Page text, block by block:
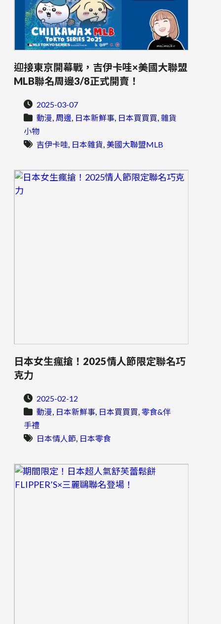
迎接東京開幕戰，吉伊卡哇×美國大聯盟
MLB聯名周邊3/8正式開賣！
2025-03-07
動漫, 周邊, 日本新鮮事, 日本買買買, 雜貨
小物
吉伊卡哇, 日本雜貨, 美國大聯盟MLB
日本女生瘋搶！2025情人節限定聯名巧
克力
2025-02-12
動漫, 日本新鮮事, 日本買買買, 零食&伴
手禮
日本情人節, 日本零食